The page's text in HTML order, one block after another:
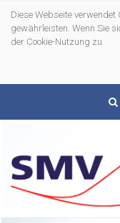
Diese Webseite verwendet
gewährleisten. Wenn Sie
der Cookie-Nutzung zu